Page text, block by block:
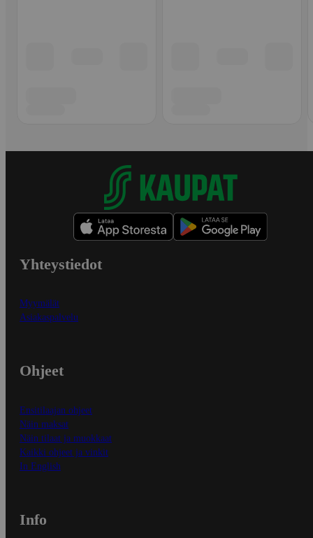
Yhteystiedot
Myymälät
Asiakaspalvelu
Ohjeet
Ensitilaajan ohjeet
Näin maksat
Näin tilaat ja muokkaat
Kaikki ohjeet ja vinkit
In English
Info